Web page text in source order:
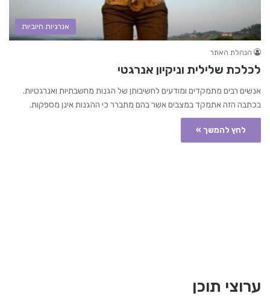
אנרגיות חיוביות
הנהלת האתר
לכלכת שלילית וניקיון אנרגטי
אנשים רבים מתמקדים ומודעים לחשיבותן של הגנות מחשבתיות ואנרגטיות.
בכתבה הזה אתמקד במצבים אשר בהם מתברר כי ההגנות אינן מספקות.
לחץ להמשך »
ערוצי תוכן